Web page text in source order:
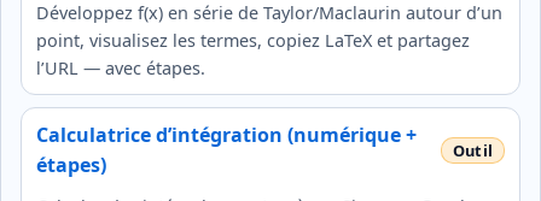
Développez f(x) en série de Taylor/Maclaurin autour d’un
point, visualisez les termes, copiez LaTeX et partagez
l’URL — avec étapes.
Calculatrice d’intégration (numérique +
étapes)